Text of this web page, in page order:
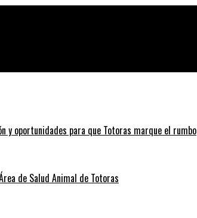
y oportunidades para que Totoras marque el rumbo
de Salud Animal de Totoras